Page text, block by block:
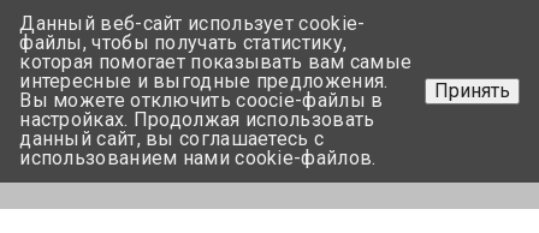
+375 17-350-99-56
+375 44-752-82-08
Задать вопрос
Данный веб-сайт использует cookie-
файлы, чтобы получать статистику,
которая помогает показывать вам самые
интересные и выгодные предложения.
Вы можете отключить coocie-файлы в
настройках. Продолжая использовать
данный сайт, вы соглашаетесь с
использованием нами cookie-файлов.
Принять